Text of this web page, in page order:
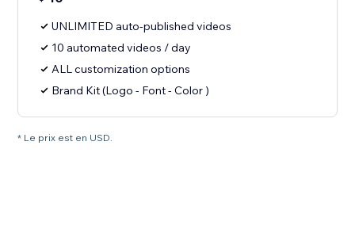
UNLIMITED auto-published videos
10 automated videos / day
ALL customization options
Brand Kit (Logo - Font - Color )
* Le prix est en USD.